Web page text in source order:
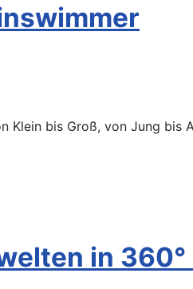
Klein bis Groß, von Jung bis
in